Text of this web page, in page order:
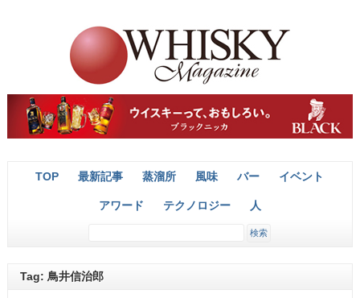
TOP 最新記事 蒸溜所 風味 バー イベント
アワード テクノロジー 人
Tag: 鳥井信治郎